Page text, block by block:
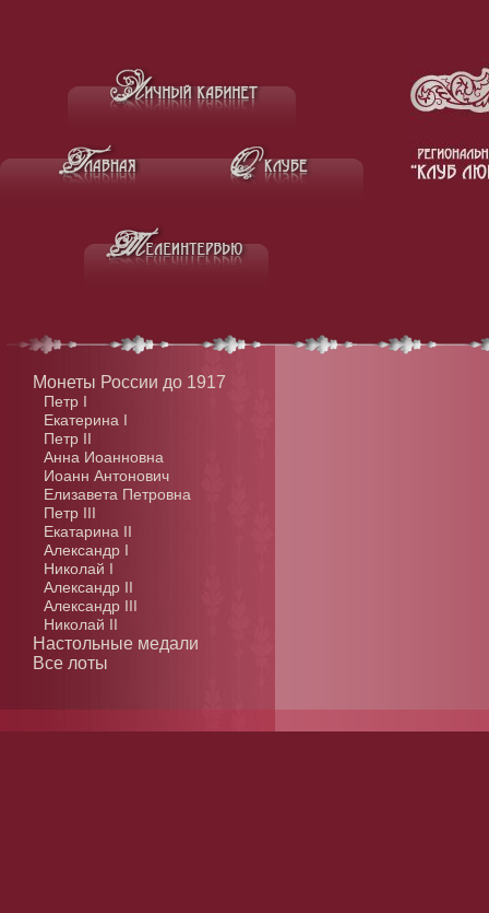
Монеты России до 1917
Петр I
Екатерина I
Петр II
Анна Иоанновна
Иоанн Антонович
Елизавета Петровна
Петр III
Екатарина II
Александр I
Николай I
Александр II
Александр III
Николай II
Настольные медали
Все лоты